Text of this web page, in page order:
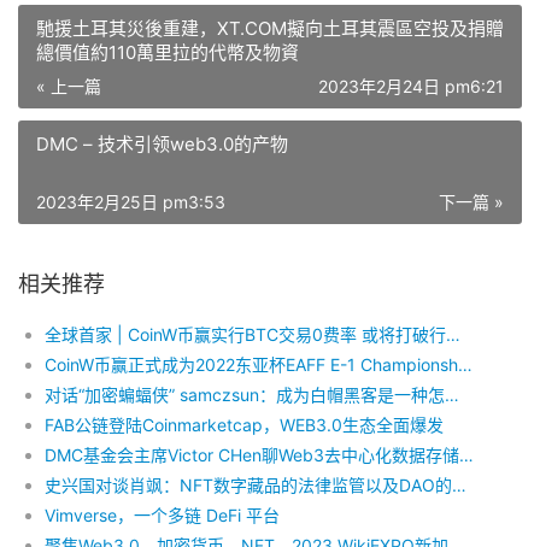
馳援土耳其災後重建，XT.COM擬向土耳其震區空投及捐贈
總價值約110萬里拉的代幣及物資
« 上一篇 2023年2月24日 pm6:21
DMC – 技术引领web3.0的产物
下一篇 »
2023年2月25日 pm3:53
相关推荐
全球首家 | CoinW币赢实行BTC交易0费率 或将打破行业现状
CoinW币赢正式成为2022东亚杯EAFF E-1 Championship 官方
对话“加密蝙蝠侠” samczsun：成为白帽黑客是一种怎样的体验？
FAB公链登陆Coinmarketcap，WEB3.0生态全面爆发
DMC基金会主席Victor CHen聊Web3去中心化数据存储的现状与未来
史兴国对谈肖飒：NFT数字藏品的法律监管以及DAO的中国化可能路径
Vimverse，一个多链 DeFi 平台